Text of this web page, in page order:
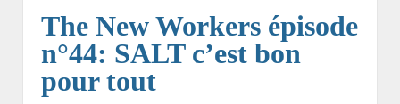
The New Workers épisode
n°44: SALT c’est bon
pour tout